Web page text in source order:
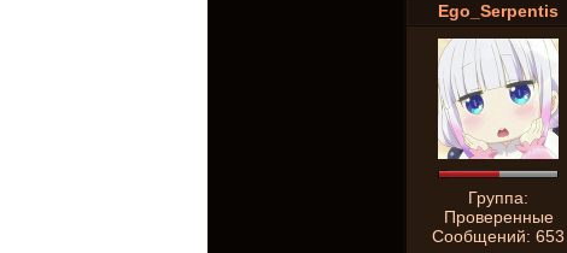
Ego_Serpentis
Группа:
Проверенные
Сообщений: 653